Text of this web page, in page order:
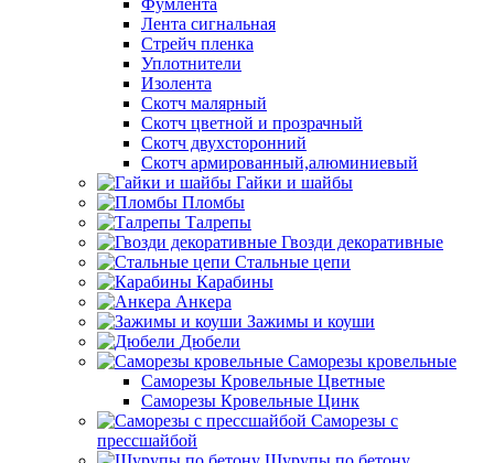
Фумлента
Лента сигнальная
Стрейч пленка
Уплотнители
Изолента
Скотч малярный
Скотч цветной и прозрачный
Скотч двухсторонний
Скотч армированный,алюминиевый
Гайки и шайбы
Пломбы
Талрепы
Гвозди декоративные
Стальные цепи
Карабины
Анкера
Зажимы и коуши
Дюбели
Саморезы кровельные
Саморезы Кровельные Цветные
Саморезы Кровельные Цинк
Саморезы с
прессшайбой